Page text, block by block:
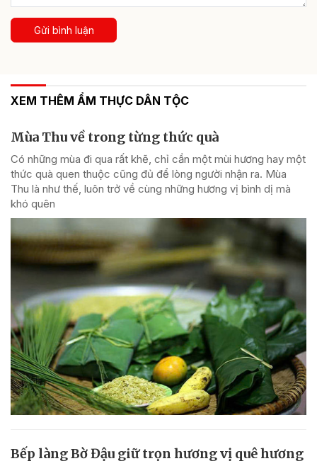
Gửi bình luận
XEM THÊM ẨM THỰC DÂN TỘC
Mùa Thu về trong từng thức quà
Có những mùa đi qua rất khẽ, chỉ cần một mùi hương hay một
thức quà quen thuộc cũng đủ để lòng người nhận ra. Mùa
Thu là như thế, luôn trở về cùng những hương vị bình dị mà
khó quên
Bếp làng Bờ Đậu giữ trọn hương vị quê hương